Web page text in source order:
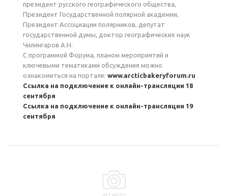
президент русского географического общества,
Президент Государственной полярной академии,
Президент Ассоциации полярников, депутат
государственной думы, доктор географических наук
Чилингаров А.Н.
С программой Форума, планом мероприятий и
ключевыми тематиками обсуждения можно
ознакомиться на портале: www.arcticbakeryforum.ru
Ссылка на подключение к онлайн-трансляции 18
сентября
Ссылка на подключение к онлайн-трансляции 19
сентября